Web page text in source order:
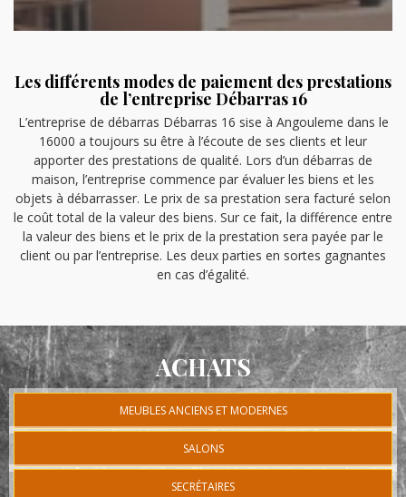
Les différents modes de paiement des prestations
de l’entreprise Débarras 16
L’entreprise de débarras Débarras 16 sise à Angouleme dans le
16000 a toujours su être à l’écoute de ses clients et leur
apporter des prestations de qualité. Lors d’un débarras de
maison, l’entreprise commence par évaluer les biens et les
objets à débarrasser. Le prix de sa prestation sera facturé selon
le coût total de la valeur des biens. Sur ce fait, la différence entre
la valeur des biens et le prix de la prestation sera payée par le
client ou par l’entreprise. Les deux parties en sortes gagnantes
en cas d’égalité.
ACHATS
MEUBLES ANCIENS ET MODERNES
SALONS
SECRÉTAIRES